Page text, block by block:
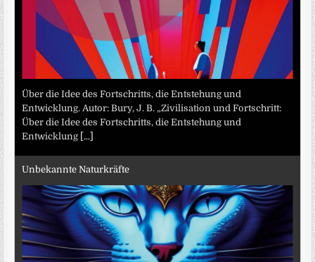
Über die Idee des Fortschritts, die Entstehung und
Entwicklung. Autor: Bury, J. B. „Zivilisation und Fortschritt:
Über die Idee des Fortschritts, die Entstehung und
Entwicklung [...]
Unbekannte Naturkräfte